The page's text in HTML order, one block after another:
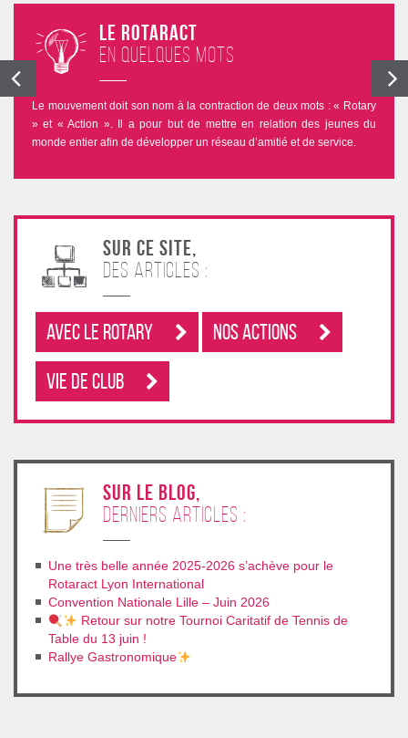
Le Rotaract
en quelques mots
Le mouvement doit son nom à la contraction de deux mots : « Rotary
» et « Action ». Il a pour but de mettre en relation des jeunes du
monde entier afin de développer un réseau d’amitié et de service.
Sur ce site,
des articles :
Avec le rotary Nos Actions
Vie de club
sur le blog,
derniers articles :
Une très belle année 2025-2026 s’achève pour le
Rotaract Lyon International
Convention Nationale Lille – Juin 2026
Retour sur notre Tournoi Caritatif de Tennis de
Table du 13 juin !
Rallye Gastronomique